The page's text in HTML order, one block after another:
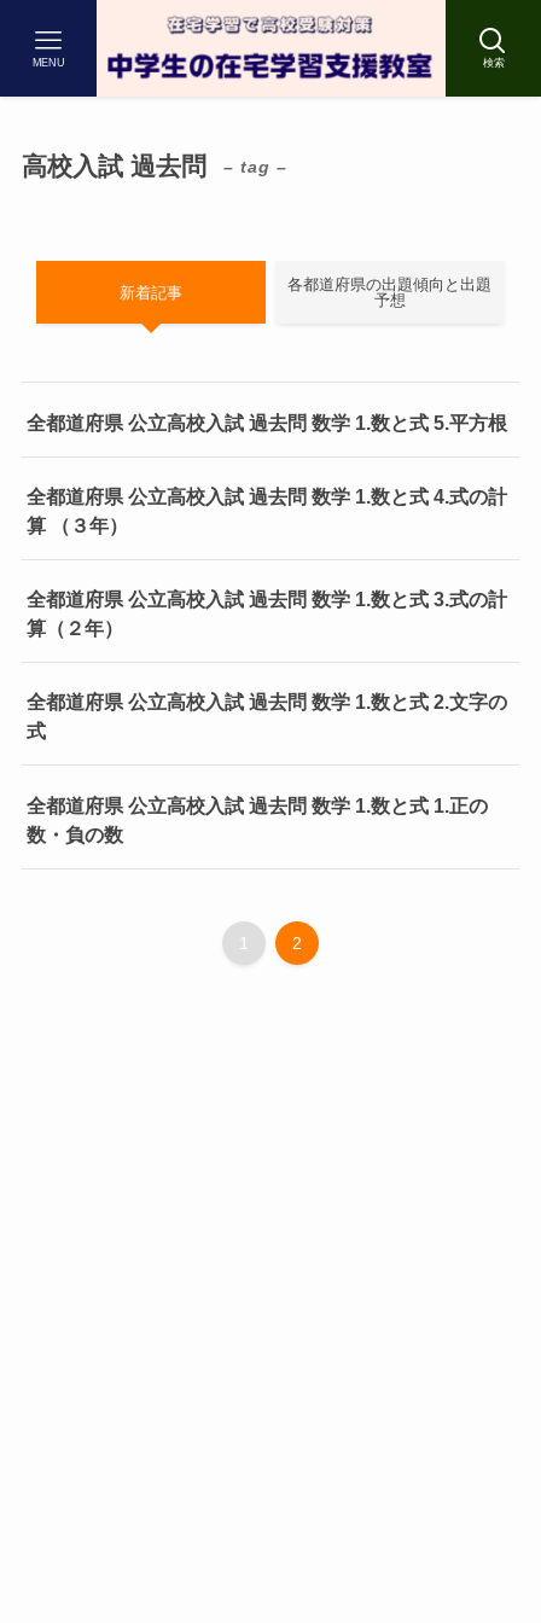
検索
MENU
高校入試 過去問 – tag –
新着記事
各都道府県の出題傾向と出題
予想
全都道府県 公立高校入試 過去問 数学 1.数と式 5.平方根
全都道府県 公立高校入試 過去問 数学 1.数と式 4.式の計
算 （３年）
全都道府県 公立高校入試 過去問 数学 1.数と式 3.式の計
算（２年）
全都道府県 公立高校入試 過去問 数学 1.数と式 2.文字の
式
全都道府県 公立高校入試 過去問 数学 1.数と式 1.正の
数・負の数
1 2